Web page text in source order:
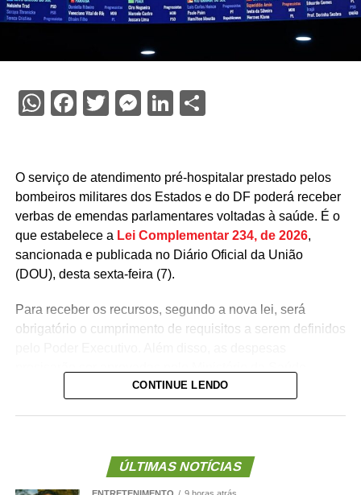
WhatsApp
Facebook
TwitterMessenger
LinkedIn
O serviço de atendimento pré-hospitalar prestado pelos
bombeiros militares dos Estados e do DF poderá receber
verbas de emendas parlamentares voltadas à saúde. É o
que estabelece a Lei Complementar 234, de 2026,
sancionada e publicada no Diário Oficial da União
(DOU), desta sexta-feira (7).
Para receber os recursos, segundo a nova lei, será
obrigatório o cumprimento de requisitos a serem definidos
A lei proíbe o uso dessas emendas para pagamento de
não seja relativo ao atendimento pré-hospitalar.
CONTINUE LENDO
ÚLTIMAS NOTÍCIAS